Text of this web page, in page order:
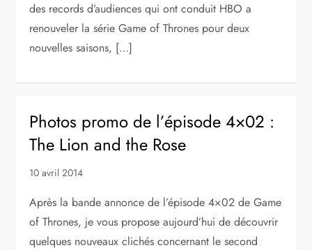
des records d’audiences qui ont conduit HBO a
renouveler la série Game of Thrones pour deux
nouvelles saisons, […]
Photos promo de l’épisode 4×02 :
The Lion and the Rose
10 avril 2014
Après la bande annonce de l’épisode 4×02 de Game
of Thrones, je vous propose aujourd’hui de découvrir
quelques nouveaux clichés concernant le second